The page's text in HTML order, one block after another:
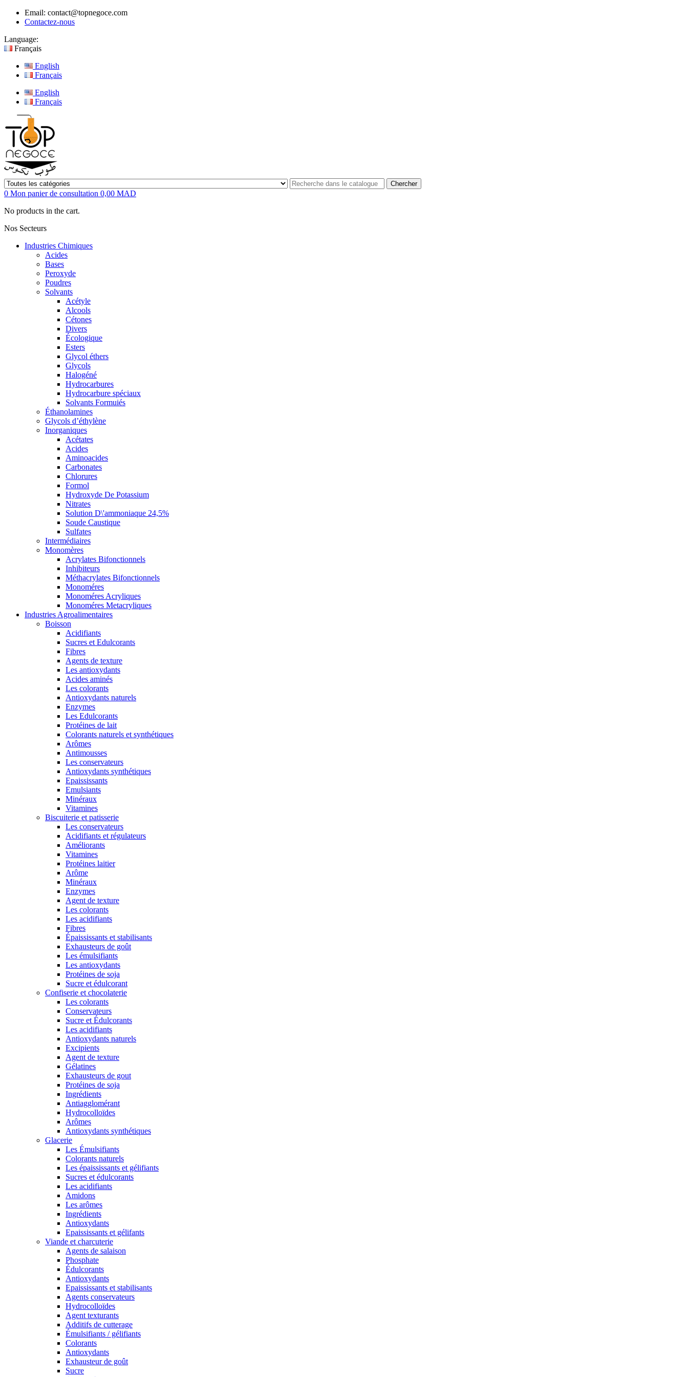
Email: contact@topnegoce.com
Contactez-nous
Language:
Français
English
Français
English
Français
Chercher
0 Mon panier de consultation 0,00 MAD
No products in the cart.
Nos Secteurs
Industries Chimiques
Acides
Bases
Peroxyde
Poudres
Solvants
Acétyle
Alcools
Cétones
Divers
Écologique
Esters
Glycol éthers
Glycols
Halogéné
Hydrocarbures
Hydrocarbure spéciaux
Solvants Formuiés
Éthanolamines
Glycols d’éthylène
Inorganiques
Acétates
Acides
Aminoacides
Carbonates
Chlorures
Formol
Hydroxyde De Potassium
Nitrates
Solution D\'ammoniaque 24,5%
Soude Caustique
Sulfates
Intermédiaires
Monomères
Acrylates Bifonctionnels
Inhibiteurs
Méthacrylates Bifonctionnels
Monoméres
Monoméres Acryliques
Monoméres Metacryliques
Industries Agroalimentaires
Boisson
Acidifiants
Sucres et Edulcorants
Fibres
Agents de texture
Les antioxydants
Acides aminés
Les colorants
Antioxydants naturels
Enzymes
Les Edulcorants
Protéines de lait
Colorants naturels et synthétiques
Arômes
Antimousses
Les conservateurs
Antioxydants synthétiques
Epaississants
Emulsiants
Minéraux
Vitamines
Biscuiterie et patisserie
Les conservateurs
Acidifiants et régulateurs
Améliorants
Vitamines
Protéines laitier
Arôme
Minéraux
Enzymes
Agent de texture
Les colorants
Les acidifiants
Fibres
Épaississants et stabilisants
Exhausteurs de goût
Les émulsifiants
Les antioxydants
Protéines de soja
Sucre et édulcorant
Confiserie et chocolaterie
Les colorants
Conservateurs
Sucre et Édulcorants
Les acidifiants
Antioxydants naturels
Excipients
Agent de texture
Gélatines
Exhausteurs de gout
Protéines de soja
Ingrédients
Antiagglomérant
Hydrocolloïdes
Arômes
Antioxydants synthétiques
Glacerie
Les Émulsifiants
Colorants naturels
Les épaississants et gélifiants
Sucres et édulcorants
Les acidifiants
Amidons
Les arômes
Ingrédients
Antioxydants
Epaississants et gélifants
Viande et charcuterie
Agents de salaison
Phosphate
Édulcorants
Antioxydants
Epaississants et stabilisants
Agents conservateurs
Hydrocolloïdes
Agent texturants
Additifs de cutterage
Émulsifiants / gélifiants
Colorants
Antioxydants
Exhausteur de goût
Sucre